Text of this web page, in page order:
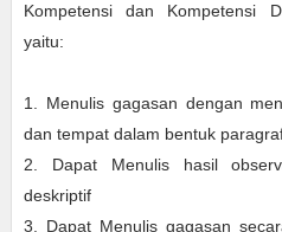
Kompetensi dan Kompetensi
yaitu:
1. Menulis gagasan dengan
dan tempat dalam bentuk
2. Dapat Menulis hasil
deskriptif
3. Dapat Menulis gagasan